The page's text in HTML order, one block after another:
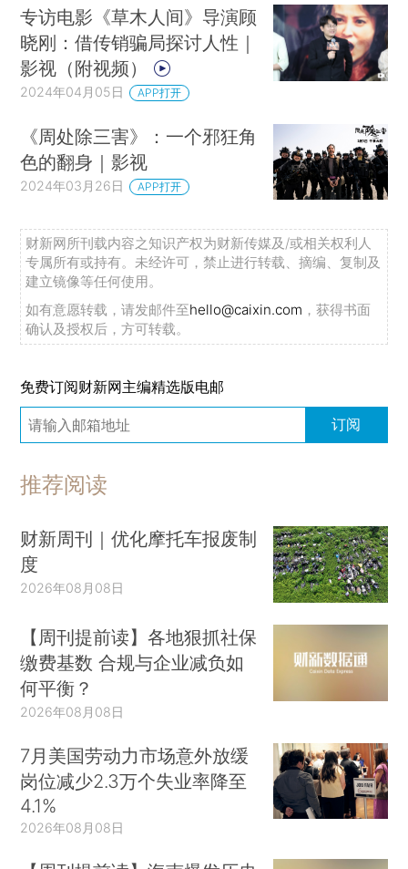
专访电影《草木人间》导演顾
晓刚：借传销骗局探讨人性｜
影视（附视频）
2024年04月05日 APP打开
《周处除三害》：一个邪狂角
色的翻身｜影视
2024年03月26日 APP打开
财新网所刊载内容之知识产权为财新传媒及/或相关权利人
专属所有或持有。未经许可，禁止进行转载、摘编、复制及
建立镜像等任何使用。
如有意愿转载，请发邮件至hello@caixin.com ，获得书面
确认及授权后，方可转载。
免费订阅财新网主编精选版电邮
订阅
推荐阅读
财新周刊｜优化摩托车报废制
度
2026年08月08日
【周刊提前读】各地狠抓社保
缴费基数 合规与企业减负如
何平衡？
2026年08月08日
7月美国劳动力市场意外放缓
岗位减少2.3万个失业率降至
4.1%
2026年08月08日